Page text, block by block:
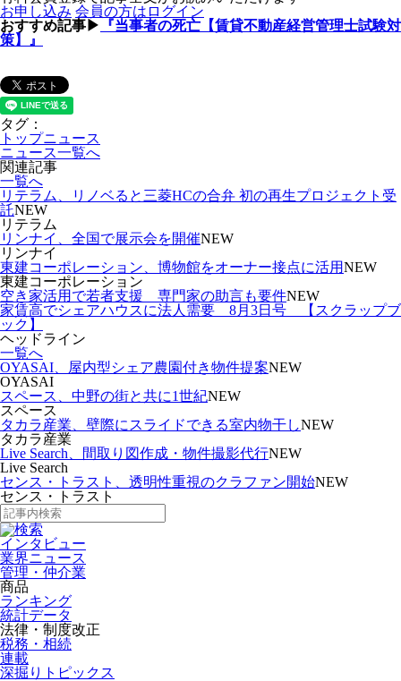
お申し込み 会員の方はログイン
おすすめ記事▶
『当事者の死亡【賃貸不動産経営管理士試験対
策】』
タグ：
トップニュース
ニュース一覧へ
関連記事
一覧へ
リテラム、リノベると三菱HCの合弁 初の再生プロジェクト受
託NEW
リテラム
リンナイ、全国で展示会を開催NEW
リンナイ
東建コーポレーション、博物館をオーナー接点に活用NEW
東建コーポレーション
空き家活用で若者支援 専門家の助言も要件NEW
家賃高でシェアハウスに法人需要 8月3日号 【スクラップブ
ック】
ヘッドライン
一覧へ
OYASAI、屋内型シェア農園付き物件提案NEW
OYASAI
スペース、中野の街と共に1世紀NEW
スペース
タカラ産業、壁際にスライドできる室内物干しNEW
タカラ産業
Live Search、間取り図作成・物件撮影代行NEW
Live Search
センス・トラスト、透明性重視のクラファン開始NEW
センス・トラスト
インタビュー
業界ニュース
管理・仲介業
商品
ランキング
統計データ
法律・制度改正
税務・相続
連載
深掘りトピックス